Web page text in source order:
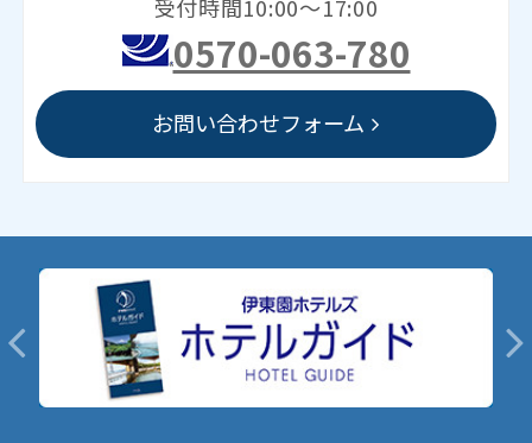
受付時間10:00～17:00
0570-063-780
お問い合わせフォーム